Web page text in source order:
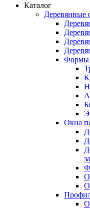
Каталог
Деревянные
Формы
Окна